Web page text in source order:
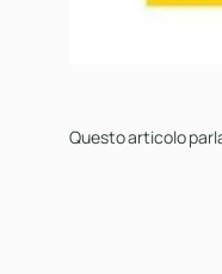
Questo articolo